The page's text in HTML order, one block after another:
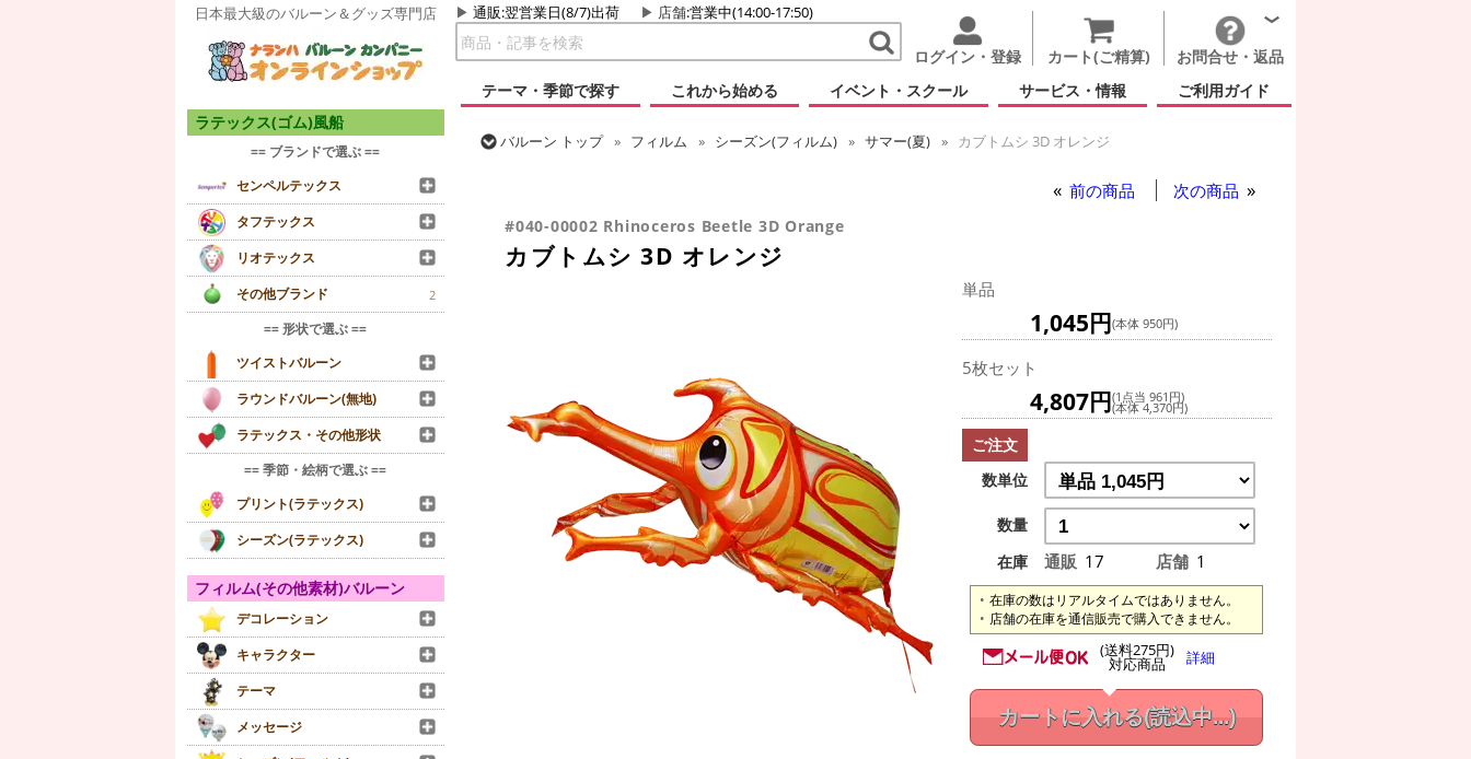
日本最大級のバルーン＆グッズ専門店 通販:翌営業日(8/7)出荷 店舗:営業中(14:00-17:50)
ログイン・登録 カート(ご精算)
お問合せ・返品
テーマ・季節で探す
これから始める イベント・スクール サービス・情報 ご利用ガイド
ラテックス(ゴム)風船
== ブランドで選ぶ ==
センペルテックス
タフテックス
リオテックス
その他ブランド
2
== 形状で選ぶ ==
ツイストバルーン
ラウンドバルーン(無地)
ラテックス・その他形状
== 季節・絵柄で選ぶ ==
プリント(ラテックス)
シーズン(ラテックス)
フィルム(その他素材)バルーン
デコレーション
キャラクター
テーマ
メッセージ
バルーン トップ フィルム シーズン(フィルム) サマー(夏)
カブトムシ 3D オレンジ
前の商品 次の商品
#040-00002 Rhinoceros Beetle 3D Orange
カブトムシ 3D オレンジ
単品
1,045円(本体 950円)
5枚セット
4,807円(1点当 961円)
(本体 4,370円)
ご注文
数単位
数量
在庫
通販 17 店舗 1
在庫の数はリアルタイムではありません。
店舗の在庫を通信販売で購入できません。
(送料275円)
対応商品 詳細
カートに入れる(読込中...)